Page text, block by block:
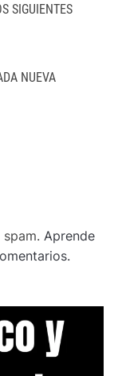
SIGUIENTES
NUEVA
Aprende